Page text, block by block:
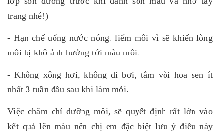
trang nhé!)
- Hạn chế uống nước nóng, liếm môi vì sẽ khiến lòng
môi bị khô ảnh hưởng tới màu môi.
- Không xông hơi, không đi bơi, tắm vòi hoa sen ít
nhất 3 tuần đầu sau khi làm mỗi.
Việc chăm chỉ dưỡng môi, sẽ quyết định rất lớn vào
kết quả lên màu nên chị em đặc biệt lưu ý điều này